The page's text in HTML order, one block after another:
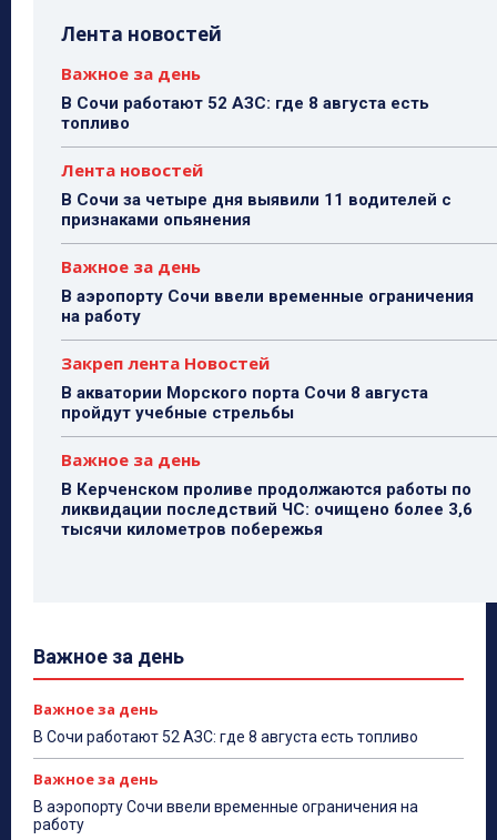
Лента новостей
Важное за день
В Сочи работают 52 АЗС: где 8 августа есть
топливо
Лента новостей
В Сочи за четыре дня выявили 11 водителей с
признаками опьянения
Важное за день
В аэропорту Сочи ввели временные ограничения
на работу
Закреп лента Новостей
В акватории Морского порта Сочи 8 августа
пройдут учебные стрельбы
Важное за день
В Керченском проливе продолжаются работы по
ликвидации последствий ЧС: очищено более 3,6
тысячи километров побережья
Важное за день
Важное за день
В Сочи работают 52 АЗС: где 8 августа есть топливо
Важное за день
В аэропорту Сочи ввели временные ограничения на
работу